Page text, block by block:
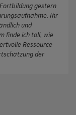
gestern
Ihr
und
finde ich toll, wie
Ressource
der